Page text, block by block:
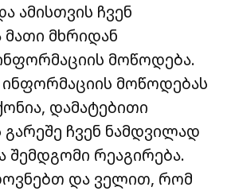
ამისთვის ჩვენ
მხრიდან
მოწოდება.
მოწოდებას
დამატებითი
ჩვენ ნამდვილად
შემდგომი რეაგირება.
და ველით, რომ